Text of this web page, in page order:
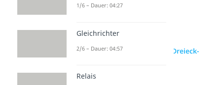
zur Videoseite: Stern- und Dreieck-
1/6 – Dauer: 04:27
Gleichrichter
2/6 – Dauer: 04:57
Relais